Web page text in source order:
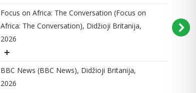
Focus on Africa: The Conversation (Focus on
Africa: The Conversation), Didžioji Britanija,
2026
BBC News (BBC News), Didžioji Britanija,
2026